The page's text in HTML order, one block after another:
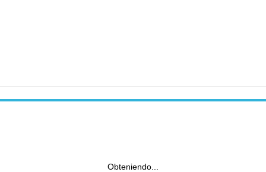
Obteniendo...